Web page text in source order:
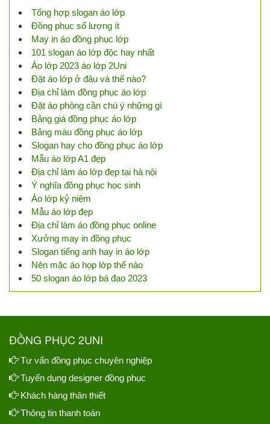
Tổng hợp slogan áo lớp
Đồng phục số lượng ít
May in áo đồng phục lớp
101 slogan áo lớp độc hay nhất
Áo lớp 2023 áo lớp 2Uni
Đặt áo lớp ở đâu và thế nào?
Địa chỉ làm đồng phục áo lớp
Đặt áo phông cần chú ý những gì
Bảng giá đồng phục áo lớp
Bảng màu đồng phục áo lớp
Slogan hay cho đồng phục áo lớp
Mẫu áo lớp A1 đẹp
Địa chỉ làm áo lớp đẹp tại hà nội
Ý nghĩa đồng phục học sinh
Áo lớp kỷ niệm
Mẫu áo lớp đẹp
Địa chỉ làm áo đồng phục online
Xưởng may in đồng phục
Slogan tiếng anh hay in áo lớp
Nên mặc áo họp lớp thế nào
50 slogan áo lớp bá đạo 2023
ĐỒNG PHỤC 2UNI
Tư vấn đồng phục chuyên nghiệp
Tuyển dụng designer đồng phục
Khách hàng thân thiết
Thông tin thanh toán